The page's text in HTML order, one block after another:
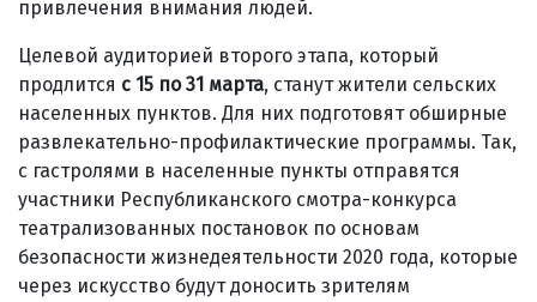
привлечения внимания людей.
Целевой аудиторией второго этапа, который
продлится с 15 по 31 марта, станут жители сельских
населенных пунктов. Для них подготовят обширные
развлекательно-профилактические программы. Так,
с гастролями в населенные пункты отправятся
участники Республиканского смотра-конкурса
театрализованных постановок по основам
безопасности жизнедеятельности 2020 года, которые
через искусство будут доносить зрителям